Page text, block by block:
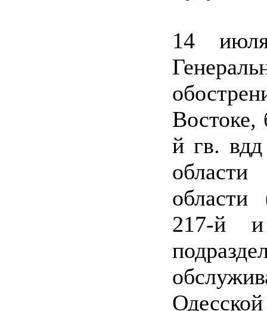
14
Востоке,
й гв.
217-й